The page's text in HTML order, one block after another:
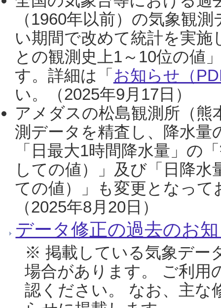
（1960年以前）の気象観
い期間で改めて統計を実
との観測史上1～10位の値
す。詳細は「 お知らせ（
い。（2025年9月17日）
アメダスの松島観測所（熊
測データを精査し、降水
「日最大1時間降水量」の
しての値）」及び「日降
ての値）」も変更となっ
（2025年8月20日）
データ修正の過去のお
※ 掲載している気象デー
場合があります。 ご利用
認ください。 なお、主な